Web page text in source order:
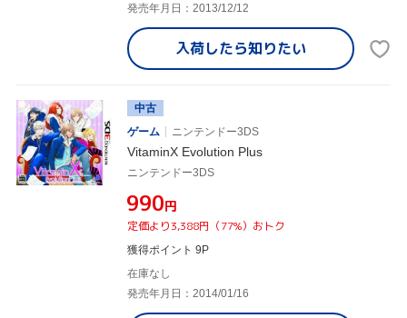
発売年月日：2013/12/12
入荷したら知りたい
中古
ゲーム
ニンテンドー3DS
VitaminX Evolution Plus
ニンテンドー3DS
¥990円
定価より3,388円（77%）おトク
獲得ポイント 9P
在庫なし
発売年月日：2014/01/16